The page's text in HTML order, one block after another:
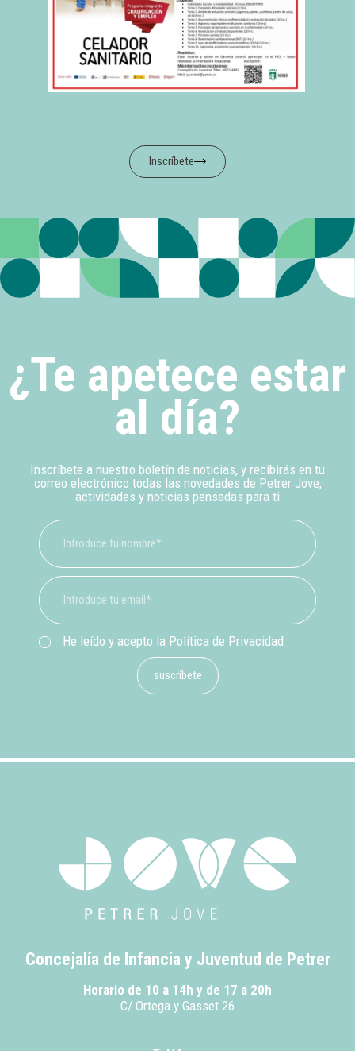
Inscríbete
¿Te apetece estar
al día?
Inscríbete a nuestro boletín de noticias, y recibirás en tu
correo electrónico todas las novedades de Petrer Jove,
actividades y noticias pensadas para ti
He leído y acepto la Política de Privacidad
suscríbete
Concejalía de Infancia y Juventud de Petrer
Horario de 10 a 14h y de 17 a 20h
C/ Ortega y Gasset 26